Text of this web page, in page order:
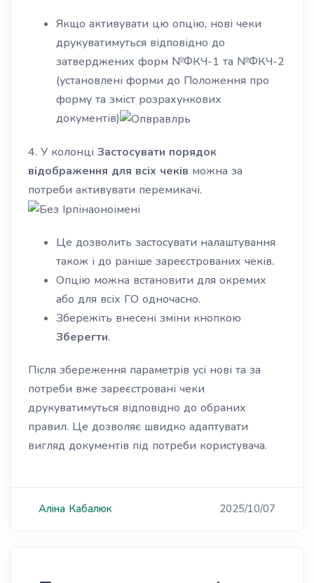
Якщо активувати цю опцію, нові чеки
друкуватимуться відповідно до
затверджених форм №ФКЧ-1 та №ФКЧ-2
(установлені форми до Положення про
форму та зміст розрахункових
документів)
4. У колонці Застосувати порядок
відображення для всіх чеків можна за
потреби активувати перемикачі.
Це дозволить застосувати налаштування
також і до раніше зареєстрованих чеків.
Опцію можна встановити для окремих
або для всіх ГО одночасно.
Збережіть внесені зміни кнопкою
Зберегти.
Після збереження параметрів усі нові та за
потреби вже зареєстровані чеки
друкуватимуться відповідно до обраних
правил. Це дозволяє швидко адаптувати
вигляд документів під потреби користувача.
Аліна Кабалюк 2025/10/07